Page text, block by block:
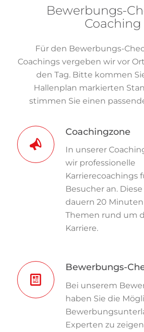
Bewerbungs-
Coaching
Für den Bewerbungs-
Coachings vergeben wir vor
den Tag. Bitte kommen
Hallenplan markierten
stimmen Sie einen
Coachingzone
In unserer
wir professionelle
Karrierecoachings
Besucher an.
dauern 20
Themen rund um
Karriere.
Bewerbungs-
Bei unserem
haben Sie die
Experten zu